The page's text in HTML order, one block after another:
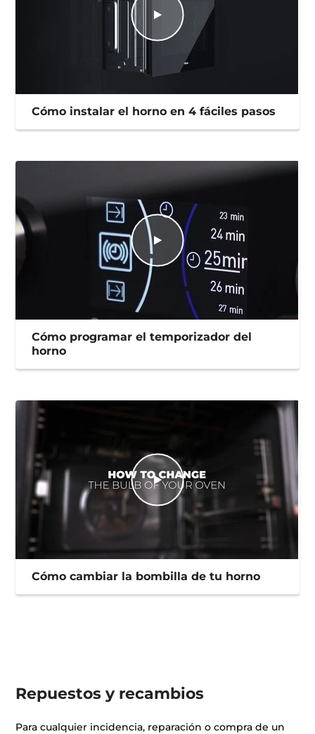
Cómo instalar el horno en 4 fáciles pasos
Cómo programar el temporizador del
horno
Cómo cambiar la bombilla de tu horno
Repuestos y recambios
Para cualquier incidencia, reparación o compra de un